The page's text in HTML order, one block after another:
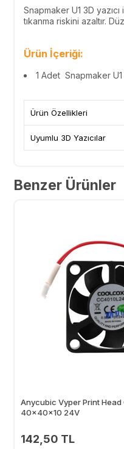
Snapmaker U1 3D
tıkanma riskini azaltır.
Ürün İçeriği:
1 Adet Snapmaker
Ürün Özellikleri
Uyumlu 3D Yazıcılar
Benzer Ürünler
Anycubic Vyper Print Head
40x40x10 24V
142,50 TL